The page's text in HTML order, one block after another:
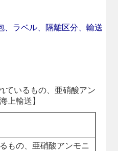
、ラベル、隔離区分、輸送
ているもの、亜硝酸アン
上輸送】
もの、亜硝酸アンモニ